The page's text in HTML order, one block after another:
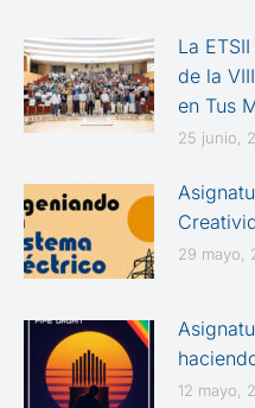
La
de la
en Tus
25 junio,
29 mayo,
12 mayo,